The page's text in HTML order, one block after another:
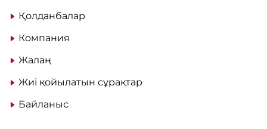
Қолданбалар
Компания
Жалаң
Жиі қойылатын сұрақтар
Байланыс